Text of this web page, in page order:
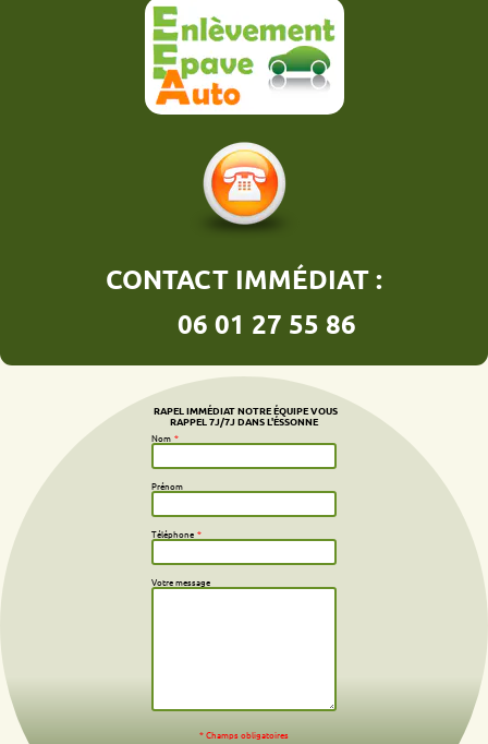
CONTACT IMMÉDIAT :
06 01 27 55 86
RAPEL IMMÉDIAT NOTRE ÉQUIPE VOUS
RAPPEL 7J/7J DANS L'ÉSSONNE
Nom *
Prénom
Téléphone *
Votre message
* Champs obligatoires